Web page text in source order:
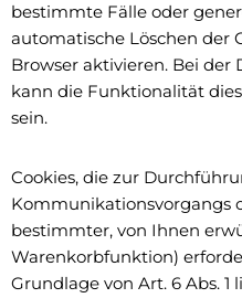
bestimmte Fälle oder
automatische Löschen der
Browser aktivieren. Bei der
kann die Funktionalität
sein.
Cookies, die zur
Kommunikationsvorgangs
bestimmter, von Ihnen
Warenkorbfunktion)
Grundlage von Art. 6 Abs. 1